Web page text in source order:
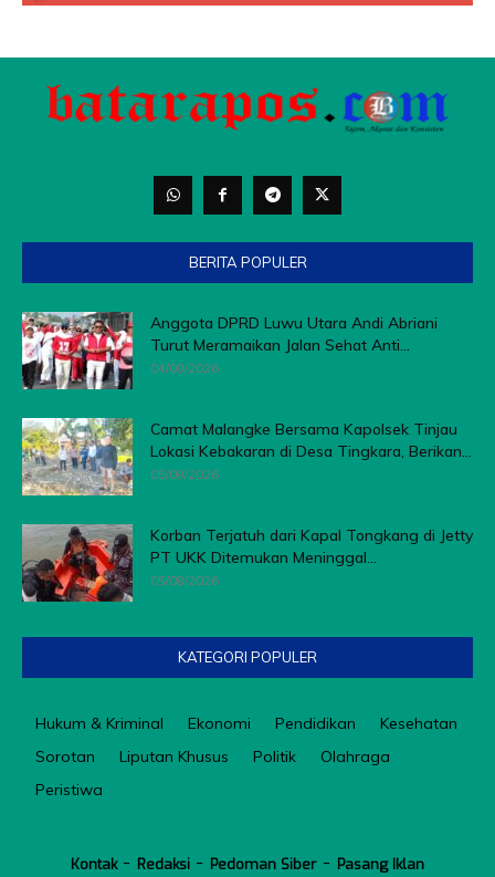
BERITA POPULER
Anggota DPRD Luwu Utara Andi Abriani
Turut Meramaikan Jalan Sehat Anti...
04/08/2026
Camat Malangke Bersama Kapolsek Tinjau
Lokasi Kebakaran di Desa Tingkara, Berikan...
05/08/2026
Korban Terjatuh dari Kapal Tongkang di Jetty
PT UKK Ditemukan Meninggal...
05/08/2026
KATEGORI POPULER
Hukum & Kriminal Ekonomi Pendidikan
Kesehatan
Sorotan
Liputan Khusus Politik
Olahraga
Peristiwa
Kontak Redaksi Pedoman Siber Pasang Iklan